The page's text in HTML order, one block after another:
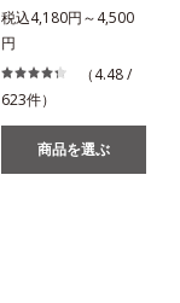
税込4,180円～4,500
円
（4.48 /
623件）
商品を選ぶ